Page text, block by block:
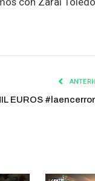
con Zaraí
EUROS